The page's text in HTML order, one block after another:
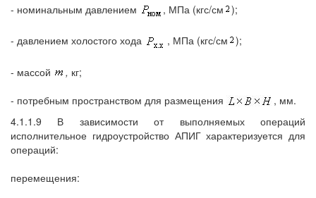
- номинальным давлением
, МПа (кгс/см );
- давлением холостого хода , МПа (кгс/см );
- массой , кг;
- потребным пространством для размещения
, мм.
4.1.1.9 В зависимости от выполняемых операций
исполнительное гидроустройство АПИГ характеризуется для
операций:
перемещения: